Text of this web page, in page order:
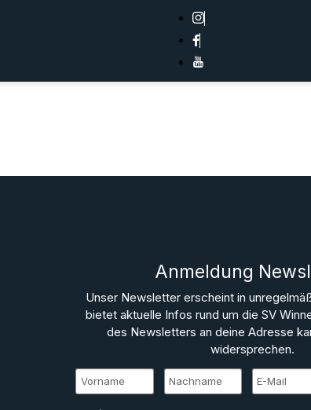
Anmeldung
Unser Newsletter erscheint in
bietet aktuelle Infos rund um die SV
des Newsletters an deine Adresse
widersprechen.